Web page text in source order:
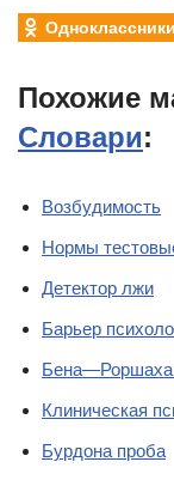
Одноклассники
Похожие
Словари:
Возбудимость
Нормы
Детектор лжи
Барьер
Бена—Роршаха
Клиническая
Бурдона проба